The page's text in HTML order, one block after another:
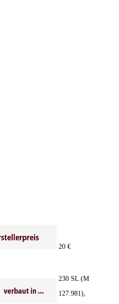
20 €
230 SL (M
127.981),